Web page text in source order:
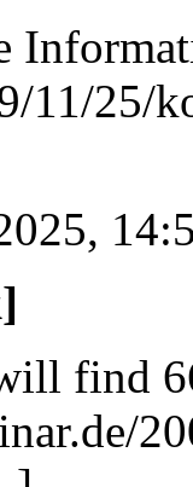
11/25/
find